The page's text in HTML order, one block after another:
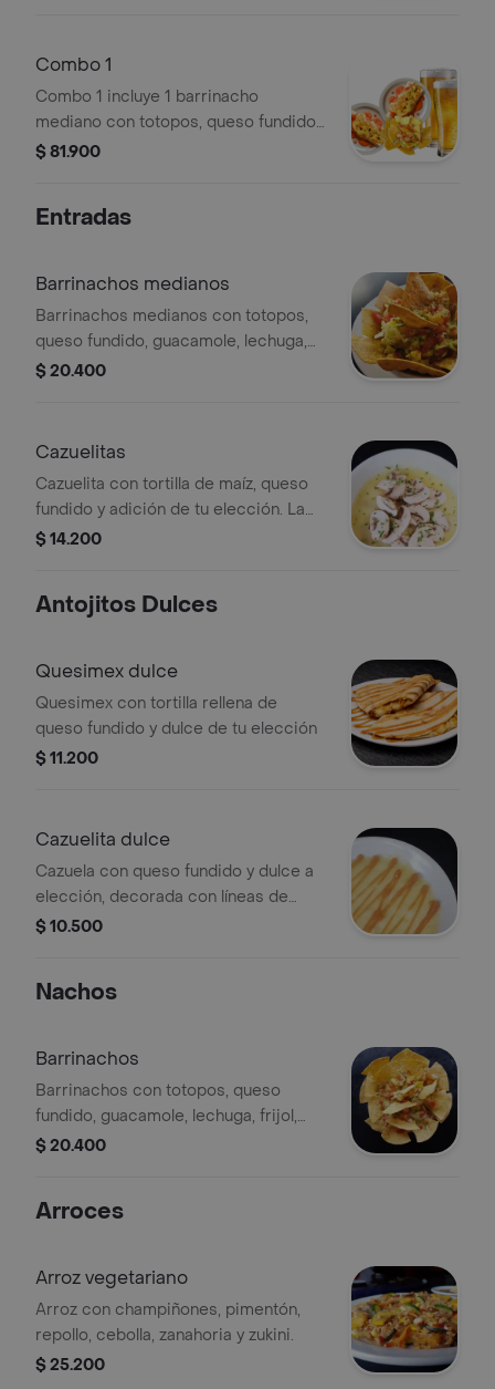
Combo 1
Combo 1 incluye 1 barrinacho
mediano con totopos, queso fundido,
guacamole, lechuga, frijol y pico de
gaseosas de 400 ml.
$ 81.900
Entradas
Barrinachos medianos
Barrinachos medianos con totopos,
queso fundido, guacamole, lechuga,
frijol y pico de gallo + proteína de tu
$ 20.400
Cazuelitas
Cazuelita con tortilla de maíz, queso
fundido y adición de tu elección. La
imagen sugiere champiñones como
$ 14.200
Antojitos Dulces
Quesimex dulce
Quesimex con tortilla rellena de
queso fundido y dulce de tu elección
$ 11.200
Cazuelita dulce
Cazuela con queso fundido y dulce a
elección, decorada con líneas de
caramelo.
$ 10.500
Nachos
Barrinachos
Barrinachos con totopos, queso
fundido, guacamole, lechuga, frijol,
pico de gallo y proteína de su
$ 20.400
Arroces
Arroz vegetariano
Arroz con champiñones, pimentón,
repollo, cebolla, zanahoria y zukini.
$ 25.200